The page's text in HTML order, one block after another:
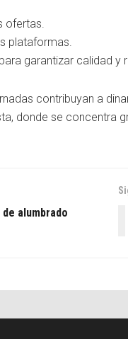
ofertas.
plataformas.
garantizar calidad y
contribuyan a
donde se concentra
alumbrado